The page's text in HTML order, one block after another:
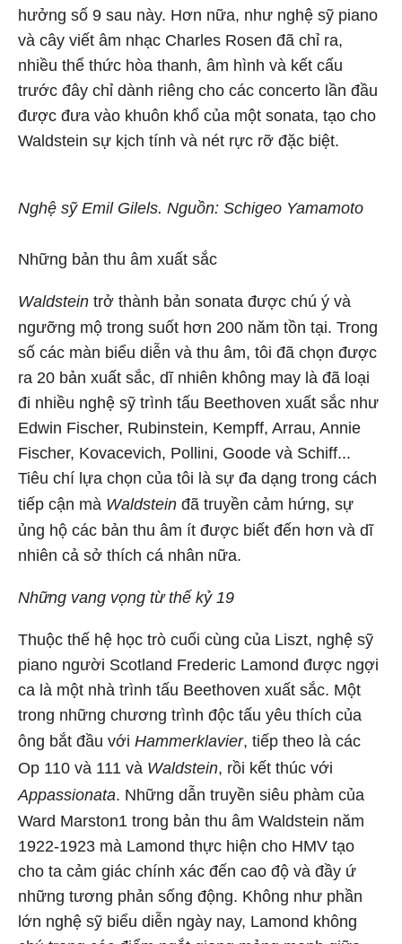
hưởng số 9 sau này. Hơn nữa, như nghệ sỹ piano
và cây viết âm nhạc Charles Rosen đã chỉ ra,
nhiều thể thức hòa thanh, âm hình và kết cấu
trước đây chỉ dành riêng cho các concerto lần đầu
được đưa vào khuôn khổ của một sonata, tạo cho
Waldstein sự kịch tính và nét rực rỡ đặc biệt.
Nghệ sỹ Emil Gilels. Nguồn: Schigeo Yamamoto
Những bản thu âm xuất sắc
Waldstein trở thành bản sonata được chú ý và
ngưỡng mộ trong suốt hơn 200 năm tồn tại. Trong
số các màn biểu diễn và thu âm, tôi đã chọn được
ra 20 bản xuất sắc, dĩ nhiên không may là đã loại
đi nhiều nghệ sỹ trình tấu Beethoven xuất sắc như
Edwin Fischer, Rubinstein, Kempff, Arrau, Annie
Fischer, Kovacevich, Pollini, Goode và Schiff...
Tiêu chí lựa chọn của tôi là sự đa dạng trong cách
tiếp cận mà Waldstein đã truyền cảm hứng, sự
ủng hộ các bản thu âm ít được biết đến hơn và dĩ
nhiên cả sở thích cá nhân nữa.
Những vang vọng từ thế kỷ 19
Thuộc thế hệ học trò cuối cùng của Liszt, nghệ sỹ
piano người Scotland Frederic Lamond được ngợi
ca là một nhà trình tấu Beethoven xuất sắc. Một
trong những chương trình độc tấu yêu thích của
ông bắt đầu với Hammerklavier, tiếp theo là các
Op 110 và 111 và Waldstein, rồi kết thúc với
Appassionata. Những dẫn truyền siêu phàm của
Ward Marston1 trong bản thu âm Waldstein năm
1922-1923 mà Lamond thực hiện cho HMV tạo
cho ta cảm giác chính xác đến cao độ và đầy ứ
những tương phản sống động. Không như phần
lớn nghệ sỹ biểu diễn ngày nay, Lamond không